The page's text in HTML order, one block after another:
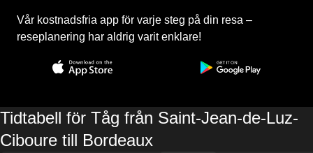
Vår kostnadsfria app för varje steg på din resa –
reseplanering har aldrig varit enklare!
Tidtabell för Tåg från Saint-Jean-de-Luz-
Ciboure till Bordeaux